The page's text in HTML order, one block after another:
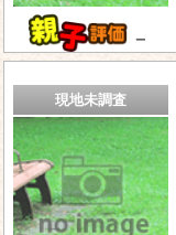
－
現地未調査